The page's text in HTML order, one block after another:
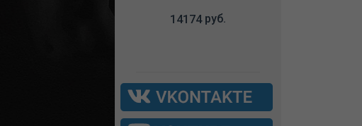
14174руб.